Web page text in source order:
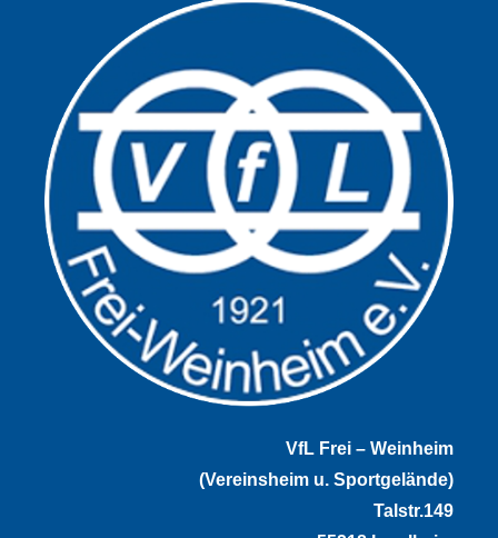
VfL Frei – Weinheim
(Vereinsheim u. Sportgelände)
Talstr.149